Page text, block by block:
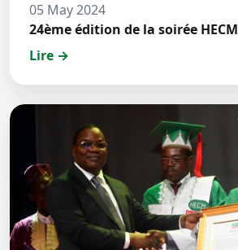
05 May 2024
24ème édition de la soirée HECM
Lire →